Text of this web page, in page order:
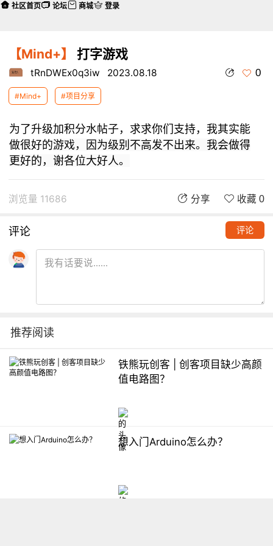
【Mind+】 打字游戏
tRnDWEx0q3iw 2023.08.18 0
#Mind+ #项目分享
为了升级加积分水帖子，求求你们支持，我其实能
做很好的游戏，因为级别不高发不出来。我会做得
更好的，谢各位大好人。
浏览量 11686 分享 收藏 0
评论 评论
推荐阅读
铁熊玩创客 | 创客项目缺少高颜
值电路图？
想入门Arduino怎么办？
社区首页 论坛 商城 登录